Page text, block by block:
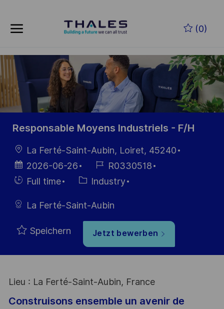
(0)
-
Responsable Moyens Industriels - F/H
Ort
La Ferté-Saint-Aubin, Loiret, 45240
Datum der
Veröffentlichung
2026-06-26
Job-
ID
R0330518
Einstellunngstyp
Full time Kategorie
Industry
La Ferté-Saint-Aubin
Speichern Jetzt bewerben
Lieu : La Ferté-Saint-Aubin, France
Construisons ensemble un avenir de